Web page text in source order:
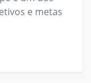
e metas